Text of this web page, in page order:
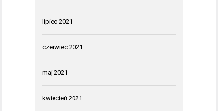
lipiec 2021
czerwiec 2021
maj 2021
kwiecień 2021